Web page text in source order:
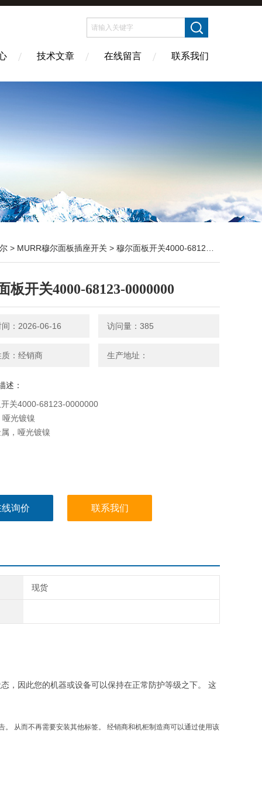
技术文章 在线留言 联系我们
> MURR穆尔面板插座开关 > 穆尔面板开关4000-68123-0000000
板开关4000-68123-0000000
间：2026-06-16 访问量：385
：经销商 生产地址：
述：
关4000-68123-0000000
光镀镍
，哑光镀镍
询价 联系我们
现货
，因此您的机器或设备可以保持在正常防护等级之下。 这
从而不再需要安装其他标签。 经销商和机柜制造商可以通过使用该